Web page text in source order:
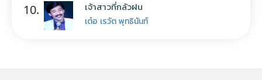
10. เจ้าสาวที่กลัวฝน
เต๋อ เรวัต พุทธินันท์